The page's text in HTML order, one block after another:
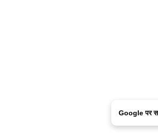
Google पर